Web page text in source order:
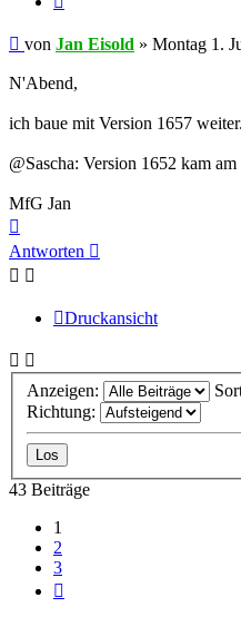
Beitrag
von Jan Eisold » Montag 1.
N'Abend,
ich baue mit Version 1657 weiter.
@Sascha: Version 1652 kam
MfG Jan
oben
Antworten
Druckansicht
Anzeigen:
Richtung:
43 Beiträge
1
2
3